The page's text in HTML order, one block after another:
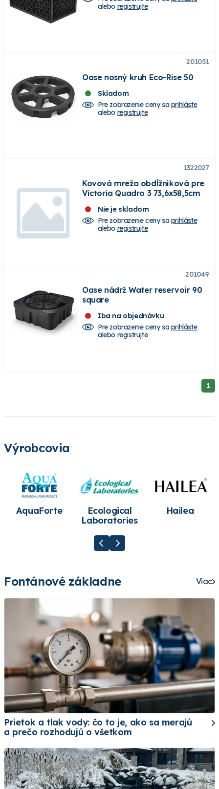
alebo registrujte
201051
Oase nosný kruh Eco-Rise 50
Skladom
Pre zobrazenie ceny saprihláste
alebo registrujte
1322027
Kovová mreža obdĺžniková pre
Victoria Quadro 3 73,6x58,5cm
Nie je skladom
Pre zobrazenie ceny saprihláste
alebo registrujte
201049
Oase nádrž Water reservoir 90
square
Iba na objednávku
Pre zobrazenie ceny saprihláste
alebo registrujte
1
Výrobcovia
AquaForte
Ecological
Laboratories
Hailea
Fontánové základne Viac
Prietok a tlak vody: čo to je, ako sa merajú
a prečo rozhodujú o všetkom